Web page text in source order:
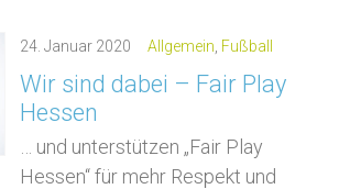
24. Januar 2020 Allgemein Fußball
Wir sind dabei – Fair Play
Hessen
… und unterstützen „Fair Play
Hessen“ für mehr Respekt und